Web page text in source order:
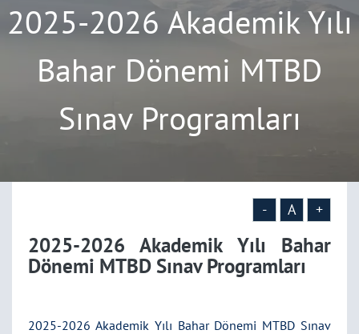
2025-2026 Akademik Yılı
Bahar Dönemi MTBD
Sınav Programları
- A +
2025-2026 Akademik Yılı Bahar
Dönemi MTBD Sınav Programları
2025-2026 Akademik Yılı Bahar Dönemi MTBD Sınav